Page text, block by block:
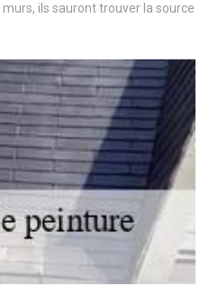
ils sauront trouver la source